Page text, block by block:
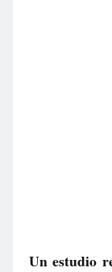
Un estudio